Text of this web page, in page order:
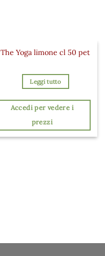
The Yoga limone cl 50 pet
Leggi tutto
Accedi per vedere i
prezzi